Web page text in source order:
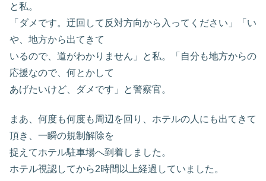
と私。
「ダメです。迂回して反対方向から入ってください」「い
や、地方から出てきて
いるので、道がわかりません」と私。「自分も地方からの
応援なので、何とかして
あげたいけど、ダメです」と警察官。
まあ、何度も何度も周辺を回り、ホテルの人にも出てきて
頂き、一瞬の規制解除を
捉えてホテル駐車場へ到着しました。
ホテル視認してから2時間以上経過していました。